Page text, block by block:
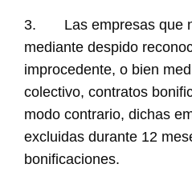
3. Las empresas que
mediante despido
improcedente, o bien
colectivo, contratos
modo contrario, dichas
excluidas durante 12
bonificaciones.